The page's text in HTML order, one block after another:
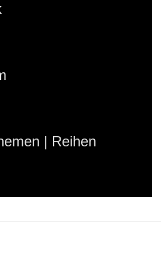
| Reihen